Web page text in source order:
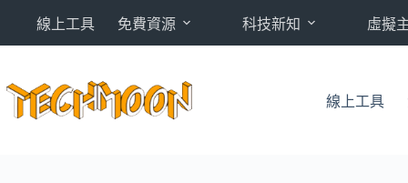
內
線上工具 免費資源 科技新知 虛擬
線上工具